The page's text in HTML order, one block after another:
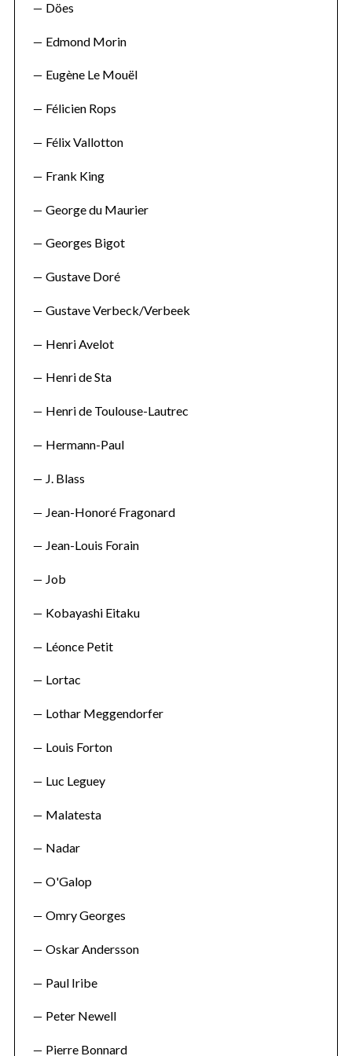
Döes
Edmond Morin
Eugène Le Mouël
Félicien Rops
Félix Vallotton
Frank King
George du Maurier
Georges Bigot
Gustave Doré
Gustave Verbeck/Verbeek
Henri Avelot
Henri de Sta
Henri de Toulouse-Lautrec
Hermann-Paul
J. Blass
Jean-Honoré Fragonard
Jean-Louis Forain
Job
Kobayashi Eitaku
Léonce Petit
Lortac
Lothar Meggendorfer
Louis Forton
Luc Leguey
Malatesta
Nadar
O'Galop
Omry Georges
Oskar Andersson
Paul Iribe
Peter Newell
Pierre Bonnard